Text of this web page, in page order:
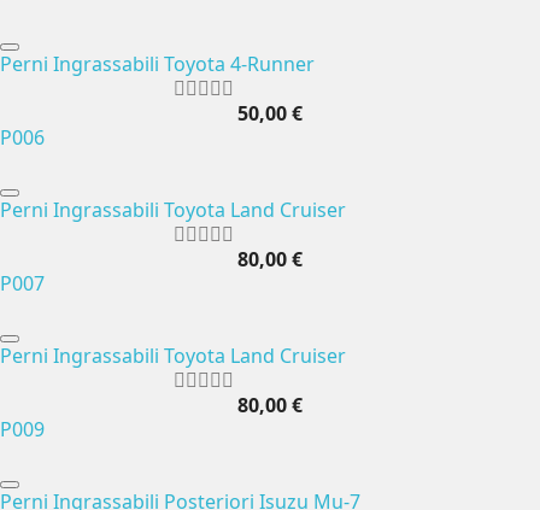
Perni Ingrassabili Toyota 4-Runner
50,00 €
P006
Perni Ingrassabili Toyota Land Cruiser
80,00 €
P007
Perni Ingrassabili Toyota Land Cruiser
80,00 €
P009
Perni Ingrassabili Posteriori Isuzu Mu-7